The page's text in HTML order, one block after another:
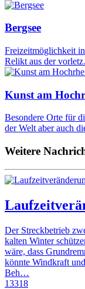
Bergsee
Freizeitmöglichkeit
Relikt aus der
Kunst am
Besondere Orte für
der Welt aber auch
Weitere
Der Streckbetrieb
kalten Winter
wäre, dass
könnte Windkraft
Beh…
13318